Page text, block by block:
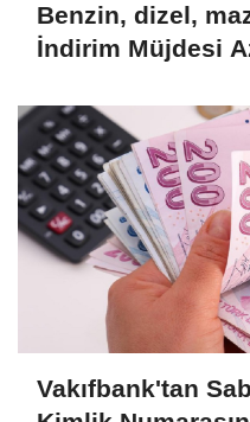
Benzin, dizel,
İndirim Müjdesi
Hemen
Vakıfbank'tan